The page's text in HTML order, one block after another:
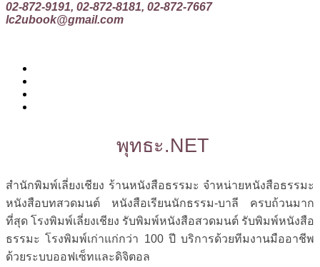
02-872-9191, 02-872-8181, 02-872-7667
lc2ubook@gmail.com
พุทธะ.NET
สำนักพิมพ์เลี่ยงเชียง ร้านหนังสือธรรมะ จำหน่ายหนังสือธรรมะ
หนังสือบทสวดมนต์ หนังสือเรียนนักธรรม-บาลี ครบถ้วนมาก
ที่สุด โรงพิมพ์เลี่ยงเชียง รับพิมพ์หนังสือสวดมนต์ รับพิมพ์หนังสือ
ธรรมะ โรงพิมพ์เก่าแก่กว่า 100 ปี บริการด้วยทีมงานมืออาชีพ
ด้วยระบบออฟเซ็ทและดิจิตอล